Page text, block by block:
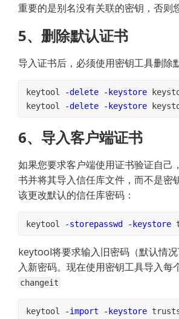
重要的是别名没有关联的密钥，否则
5、删除默认证书
导入证书后，必须使用密钥工具删除
keytool -delete -keystore
keytool
-delete -keystore
6、导入客户端证书
如果您要求客户端使用证书验证自己
书并将其导入信任库文件，而不是密
该更改默认的信任库密码：
keytool -storepasswd -keystore
keytool将要求输入旧密码（默认情
入新密码。现在使用密钥工具导入每
changeit
keytool -import -keystore